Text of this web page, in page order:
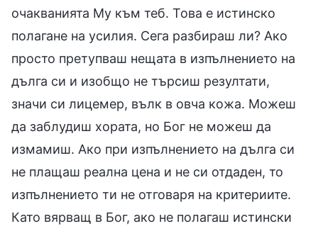
очакванията Му към теб. Това е истинско
полагане на усилия. Сега разбираш ли? Ако
просто претупваш нещата в изпълнението на
дълга си и изобщо не търсиш резултати,
значи си лицемер, вълк в овча кожа. Можеш
да заблудиш хората, но Бог не можеш да
измамиш. Ако при изпълнението на дълга си
не плащаш реална цена и не си отдаден, то
изпълнението ти не отговаря на критериите.
Като вярващ в Бог, ако не полагаш истински